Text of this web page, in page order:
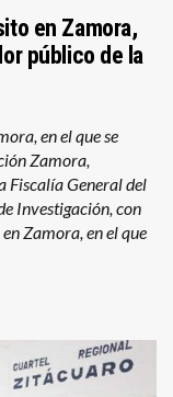
en Zamora,
público de la
en el que se
Zamora,
Fiscalía General del
Investigación, con
Zamora, en el que